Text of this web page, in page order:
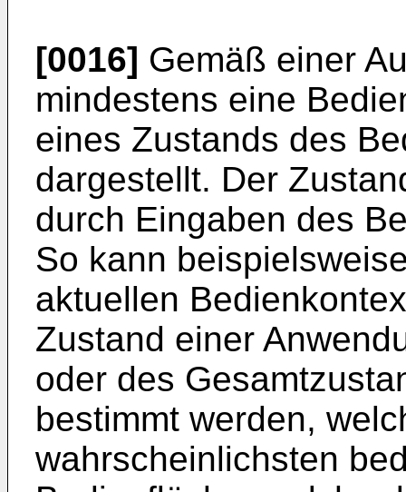
[0016] Gemäß einer
mindestens eine
eines Zustands des
dargestellt. Der
durch Eingaben des
So kann
aktuellen
Zustand einer
oder des
bestimmt werden,
wahrscheinlichsten